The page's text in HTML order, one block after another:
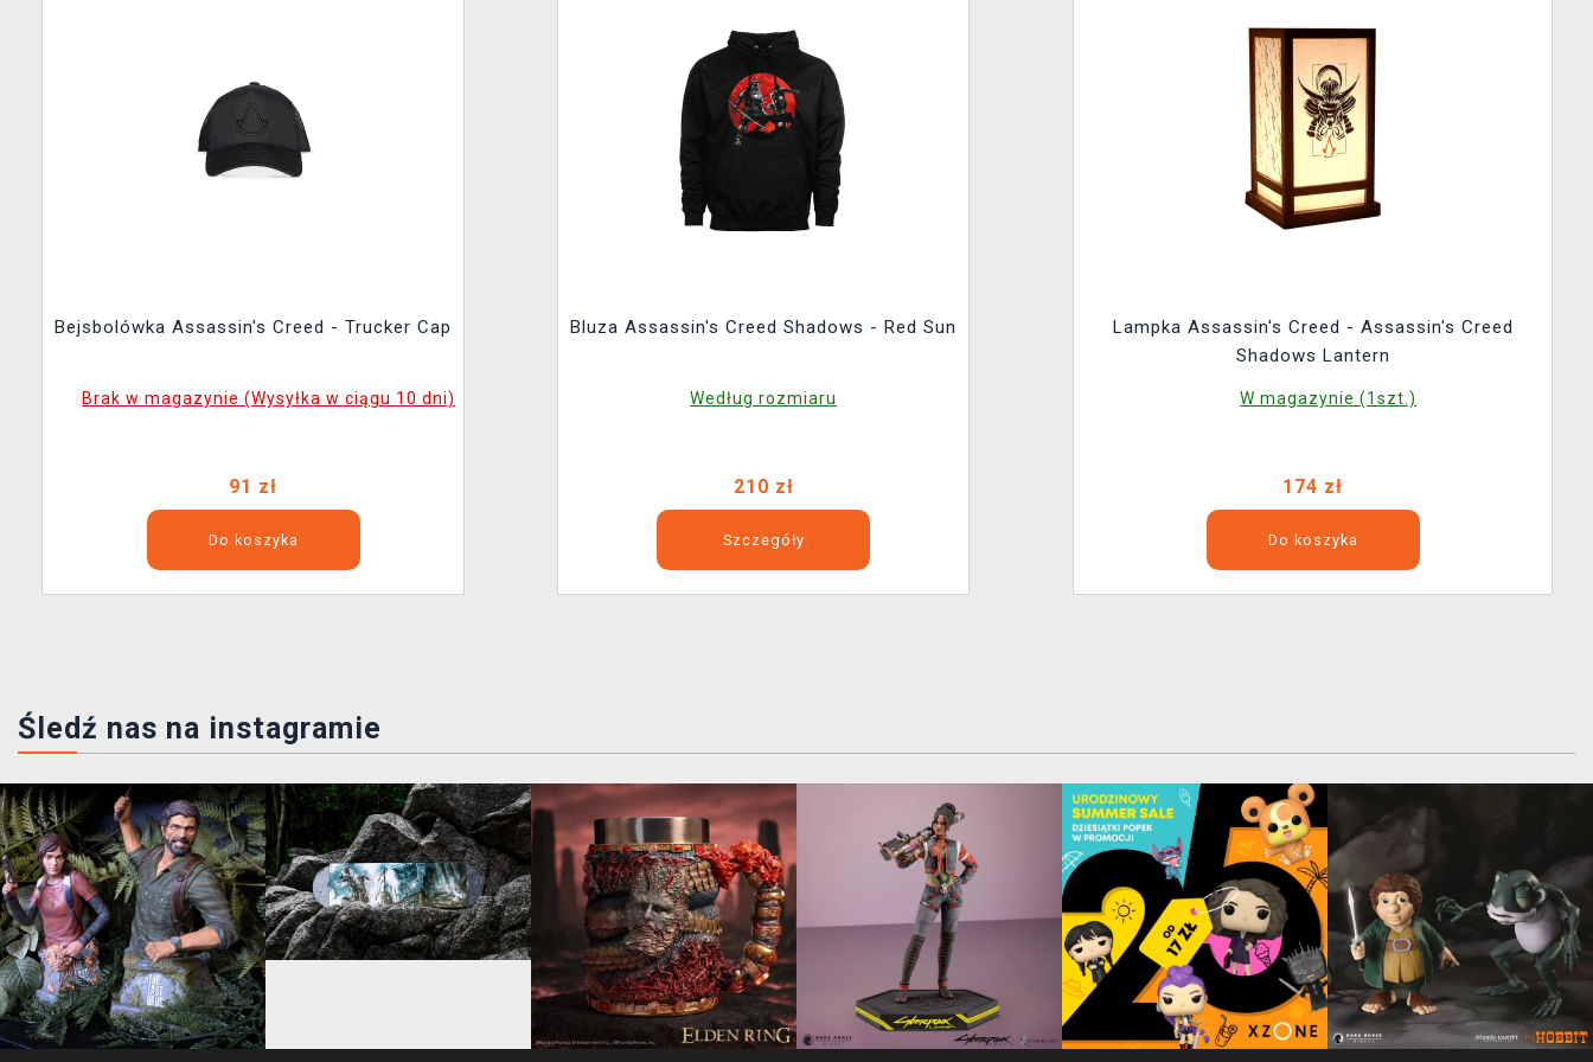
Bejsbolówka Assassin's Creed - Trucker Cap
Brak w magazynie (Wysyłka w ciągu 10 dni)
91 zł
Do koszyka
Bluza Assassin's Creed Shadows - Red Sun
Według rozmiaru
210 zł
Szczegóły
Lampka Assassin's Creed - Assassin's Creed
Shadows Lantern
W magazynie (1szt.)
174 zł
Do koszyka
Śledź nas na instagramie